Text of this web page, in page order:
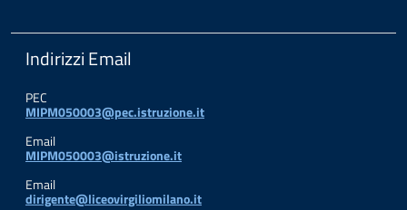
Indirizzi Email
PEC
MIPM050003@pec.istruzione.it
Email
MIPM050003@istruzione.it
Email
dirigente@liceovirgiliomilano.it